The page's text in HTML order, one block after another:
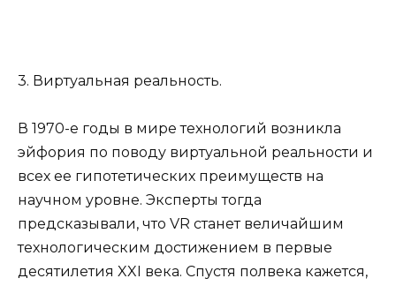
3. Виртуальная реальность.
В 1970-е годы в мире технологий возникла
эйфория по поводу виртуальной реальности и
всех ее гипотетических преимуществ на
научном уровне. Эксперты тогда
предсказывали, что VR станет величайшим
технологическим достижением в первые
десятилетия XXI века. Спустя полвека кажется,